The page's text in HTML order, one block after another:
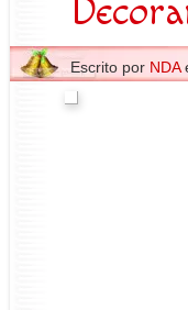
Escrito por NDA